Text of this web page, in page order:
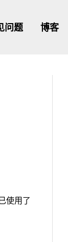
问题 博客
使用了